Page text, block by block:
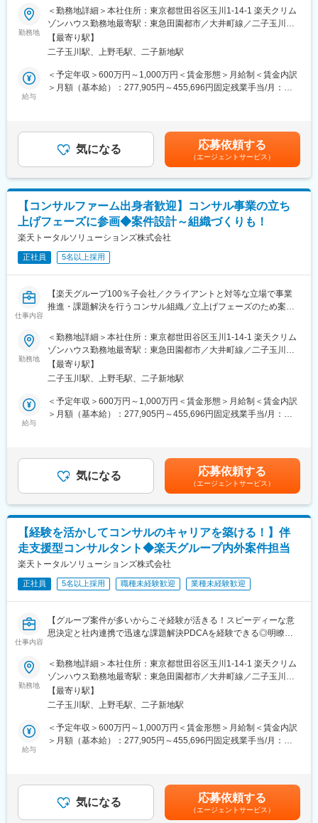
変更の範囲：会社の定める業務
■ポジション魅力
当社は世界有数の規模を持つテレビ通販専門チャンネル企業であ
り、ダイナミックなビジネス環境の中で業務に取り組むことがで
きます。
進を通じて価値を発揮できます。企画～実行～改善まで一貫して
関与することが可能です。
す。有給取得率も高く、柔軟な働き方ができます。
■当社について
世界中に約2,300万の顧客、3億7,000万世帯の視聴者を持つ世界
最大級のリテールグループ「QVC」。2001年には米国QVC, Inc.
と三井物産株式会社の出資により、24時間連続生放送を行う当社
を開局しました。また、動画からシームレスに商品を購入できる
TikTok Shopにおいて、2026年6月より公式ストアを本格始動いた
します。
■業務概要：
当部署では、楽天グループのコンサルタント組織としてグループ
内の様々な事業課題解決や戦略立案、実行支援を行っています。
楽天グループの数ある事業領域が当部署が介在するフィールドで
すが、特にテクノロジー活用と相性の良い領域ではAI導入・活用
の余地があり、企画～実装まで支援いただけるコンサルタントを
募集いたします！
＜PJイメージ＞
■このポジションの魅力：
◎モバイル／EC／フィンテック／アドテクノロジー／ライフスタ
イル…幅広い領域でインターネットサービスを共通IDで提供して
きた楽天グループが持つ圧倒的な会員・購買データが強み！
◎グループ内だからこそ、自分の施策が実サービスに直反映され
る！手ごたえを感じやすい環境！
◎各グループ会社の経営陣ともディスカッションしながら進めら
れるのでスピーディーな意思決定と実行度が実現できる！
・スピード昇格：年功序列ではなく、成果とスキル次第で2～3年
でシニアマネージャーやディレクターへ昇格可能
・事業責任者への道：コンサルタントから事業責任者、新規事業
開発担当へのキャリアチェンジ
ティクス、ブランド戦略）や楽天グループ全体への異動も可能
DX支援までを一手に担う、シェアードサービス＆コンサルティン
グ企業です。
変更の範囲：会社の定める業務
勤務地
＜勤務地詳細＞本社住所：東京都世田谷区玉川1-14-1 楽天クリム
ゾンハウス勤務地最寄駅：東急田園都市／大井町線／二子玉川駅
受動喫煙対策：屋内全面禁煙変更の範囲：会社の定める事業所
（リモートワーク含む）
【最寄り駅】
二子玉川駅、上野毛駅、二子新地駅
給与
＜予定年収＞600万円～1,000万円＜賃金形態＞月給制＜賃金内訳
＞月額（基本給）：277,905円～455,696円固定残業手当/月：
想定年収は目安であり、ご経験・スキルに応じて上下する可能性
があります。■昇給…年2回 (1月・7月)■賞与…年2回 (6月・12月)
賃金はあくまでも目安の金額であり、選考を通じて上下する可能
性があります。月給(月額)は固定手当を含めた表記です。
気になる 応募依頼する
（エージェントサービス）
【コンサルファーム出身者歓迎】コンサル事業の立ち
上げフェーズに参画◆案件設計～組織づくりも！
楽天トータルソリューションズ株式会社
正社員 5名以上採用
仕事内容
【楽天グループ100％子会社／クライアントと対等な立場で事業
推進・課題解決を行うコンサル組織／立上げフェーズのため案件
■お任せする業務内容：
グループ内外の案件に対して、戦略立案～実行支援まで幅広くお
任せいたします。案件のテーマ設計やスコープ設計など、プロジ
ェクトの上流工程にも関与いただきます。立ち上げフェーズのた
め、サービス設計や組織づくりにも関与可能です。
現在は楽天グループ内案件が中心のため、グループ内の共通の価
また、AIやアドテクなどのテクノロジーを活用した最先端の事業
テーマもあり、楽天エコシステムを取り巻くビジネステーマに関
心をお持ちの方にとっては、最新知識もリアルにアップデートし
■このポジションの魅力：
◎週1回程度でリモートワークを利用しています。また、マネジメ
ントが定期的に稼働状況をモニタリングすることで、残業が常態
化しない仕組みが整っています！新しい組織だからこそ、持続可
能な組織づくりを行っています。
◎楽天グループ内案件が多いため、楽天グループ・楽天トータル
ソリューションズへの帰属意識も持ちやすく、自身がかかわった
PJが直接自社の成果創出につながる手ごたえも感じられます。
◎コンサルティング事業部において、コンサルタント＞シニアコ
ンサルタント＞マネージャー＞シニアマネージャー＞ディレクタ
待遇・役割も変えていくことができます。
■楽天グループについて
楽天グループは世界で70を超えるサービスを提供しており、
る）」唯一無二のブランド体験を提供しています。
楽天エコシステムの中には、楽天市場やRakuten Fashion、
多様なサービスがあり、楽天会員数は現在国内で1億以上を誇りま
す。
勤務地
＜勤務地詳細＞本社住所：東京都世田谷区玉川1-14-1 楽天クリム
ゾンハウス勤務地最寄駅：東急田園都市／大井町線／二子玉川駅
受動喫煙対策：屋内全面禁煙変更の範囲：会社の定める事業所
（リモートワーク含む）
【最寄り駅】
二子玉川駅、上野毛駅、二子新地駅
給与
＜予定年収＞600万円～1,000万円＜賃金形態＞月給制＜賃金内訳
＞月額（基本給）：277,905円～455,696円固定残業手当/月：
想定年収は目安であり、ご経験・スキルに応じて上下する可能性
があります。■昇給…年2回 (1月・7月)■賞与…年2回 (6月・12月)
賃金はあくまでも目安の金額であり、選考を通じて上下する可能
性があります。月給(月額)は固定手当を含めた表記です。
気になる 応募依頼する
（エージェントサービス）
【経験を活かしてコンサルのキャリアを築ける！】伴
走支援型コンサルタント◆楽天グループ内外案件担当
楽天トータルソリューションズ株式会社
正社員 5名以上採用 職種未経験歓迎 業種未経験歓迎
仕事内容
【グループ案件が多いからこそ経験が活きる！スピーディーな意
思決定と社内連携で迅速な課題解決PDCAを経験できる◎明瞭な
■業務概要
＜PJ例＞
◆新規事業立案・運営支援
◆マーケティング戦略検討／実行支援
◆オペレーション改善・コスト最適化支援
◆システム導入・AI活用支援
も様々ですが、グループ内案件ではどのように事業としてどうな
ったのか関与した手触り感を得ることができ、グループ外案件で
あれば今までなかった事例創出そのものに関わるを感じることが
勤務地
＜勤務地詳細＞本社住所：東京都世田谷区玉川1-14-1 楽天クリム
ゾンハウス勤務地最寄駅：東急田園都市／大井町線／二子玉川駅
受動喫煙対策：屋内全面禁煙変更の範囲：会社の定める事業所
（リモートワーク含む）
【最寄り駅】
二子玉川駅、上野毛駅、二子新地駅
給与
＜予定年収＞600万円～1,000万円＜賃金形態＞月給制＜賃金内訳
＞月額（基本給）：277,905円～455,696円固定残業手当/月：
想定年収は目安であり、ご経験・スキルに応じて上下する可能性
があります。■昇給…年2回 (1月・7月)■賞与…年2回 (6月・12月)
賃金はあくまでも目安の金額であり、選考を通じて上下する可能
気になる 応募依頼する
（エージェントサービス）